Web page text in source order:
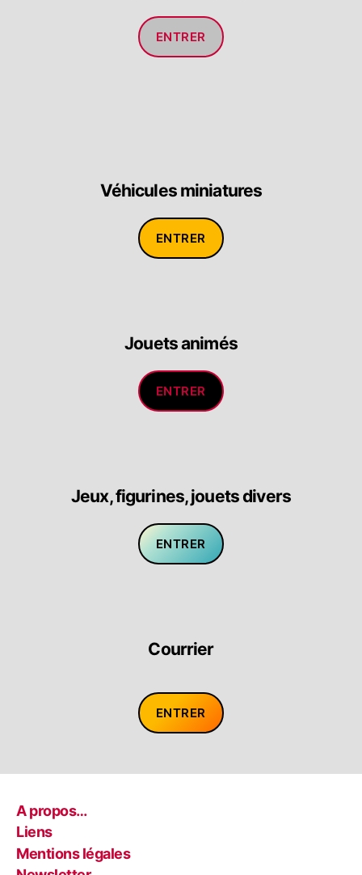
ENTRER
Véhicules miniatures
ENTRER
Jouets animés
ENTRER
Jeux, figurines, jouets divers
ENTRER
Courrier
ENTRER
A propos…
Liens
Mentions légales